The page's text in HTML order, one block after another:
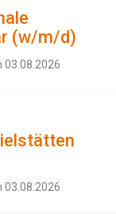
(w/m/d)